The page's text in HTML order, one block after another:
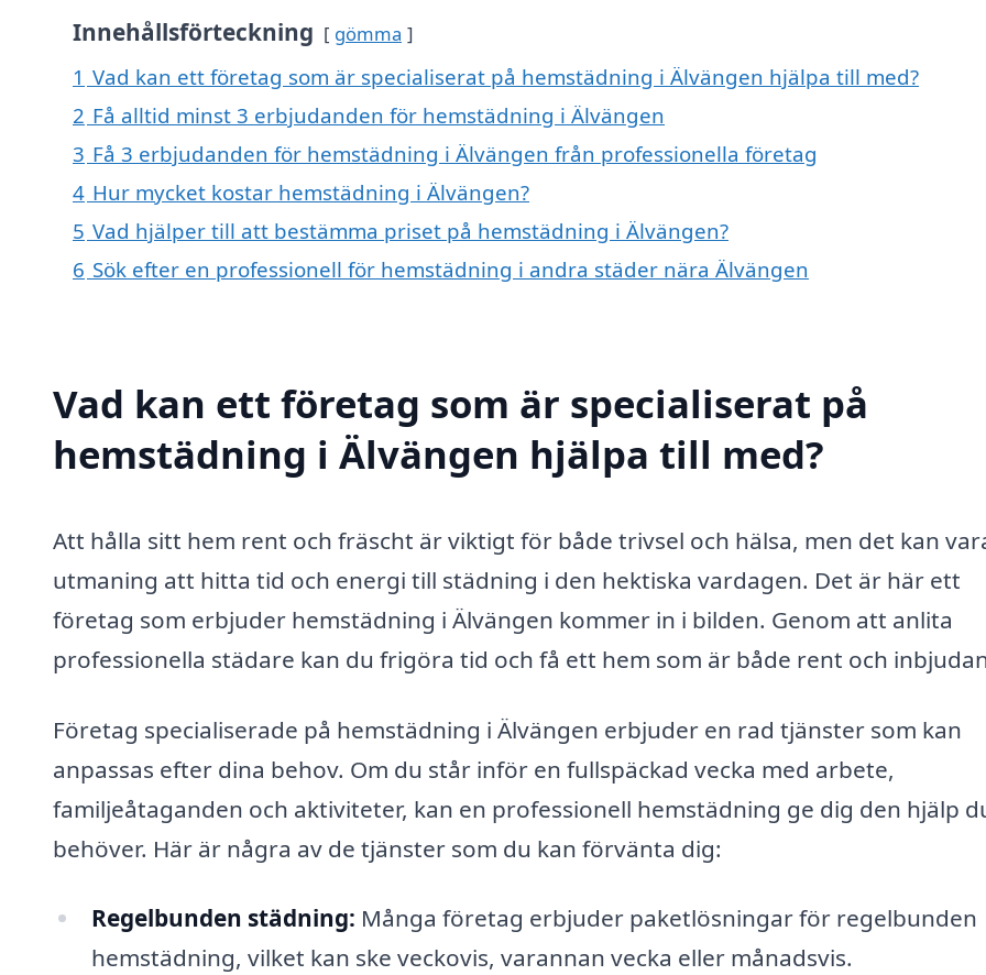
Innehållsförteckning gömma
1 Vad kan ett företag som är specialiserat på hemstädning i Älvängen hjälpa till med?
2 Få alltid minst 3 erbjudanden för hemstädning i Älvängen
3 Få 3 erbjudanden för hemstädning i Älvängen från professionella företag
4 Hur mycket kostar hemstädning i Älvängen?
5 Vad hjälper till att bestämma priset på hemstädning i Älvängen?
6 Sök efter en professionell för hemstädning i andra städer nära Älvängen
Vad kan ett företag som är specialiserat på
hemstädning i Älvängen hjälpa till med?
Att hålla sitt hem rent och fräscht är viktigt för både trivsel och hälsa, men det kan
utmaning att hitta tid och energi till städning i den hektiska vardagen. Det är här ett
företag som erbjuder hemstädning i Älvängen kommer in i bilden. Genom att anlita
professionella städare kan du frigöra tid och få ett hem som är både rent och
Företag specialiserade på hemstädning i Älvängen erbjuder en rad tjänster som kan
anpassas efter dina behov. Om du står inför en fullspäckad vecka med arbete,
familjeåtaganden och aktiviteter, kan en professionell hemstädning ge dig den hjälp
behöver. Här är några av de tjänster som du kan förvänta dig:
Regelbunden städning: Många företag erbjuder paketlösningar för regelbunden
hemstädning, vilket kan ske veckovis, varannan vecka eller månadsvis.